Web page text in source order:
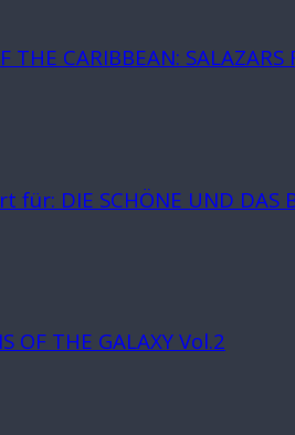
THE CARIBBEAN: SALAZARS
für: DIE SCHÖNE UND DAS
OF THE GALAXY Vol.2